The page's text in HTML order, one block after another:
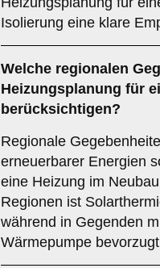
Isolierung eine klare
Welche regionalen
Heizungsplanung für
berücksichtigen?
Regionale
erneuerbarer Energien
eine Heizung im
Regionen ist
während in Gegenden
Wärmepumpe